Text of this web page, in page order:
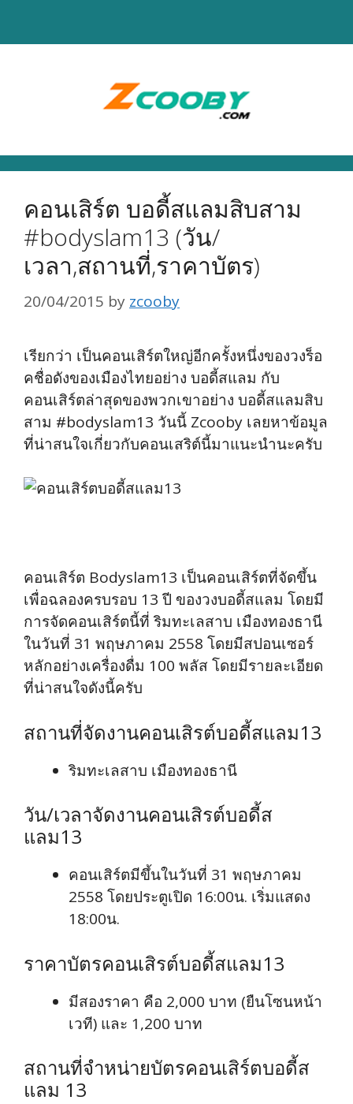
คอนเสิร์ต บอดี้สแลมสิบสาม
#bodyslam13 (วัน/
เวลา,สถานที่,ราคาบัตร)
20/04/2015 by zcooby
เรียกว่า เป็นคอนเสิร์ตใหญ่อีกครั้งหนึ่งของวงร็อ
คชื่อดังของเมืองไทยอย่าง บอดี้สแลม กับ
คอนเสิร์ตล่าสุดของพวกเขาอย่าง บอดี้สแลมสิบ
สาม #bodyslam13 วันนี้ Zcooby เลยหาข้อมูล
ที่น่าสนใจเกี่ยวกับคอนเสริต์นี้มาแนะนำนะครับ
คอนเสิร์ต Bodyslam13 เป็นคอนเสิร์ตที่จัดขึ้น
เพื่อฉลองครบรอบ 13 ปี ของวงบอดี้สแลม โดยมี
การจัดคอนเสิร์ตนี้ที่ ริมทะเลสาบ เมืองทองธานี
ในวันที่ 31 พฤษภาคม 2558 โดยมีสปอนเซอร์
หลักอย่างเครื่องดื่ม 100 พลัส โดยมีรายละเอียด
ที่น่าสนใจดังนี้ครับ
สถานที่จัดงานคอนเสิรต์บอดี้สแลม13
ริมทะเลสาบ เมืองทองธานี
วัน/เวลาจัดงานคอนเสิรต์บอดี้ส
แลม13
คอนเสิร์ตมีขึ้นในวันที่ 31 พฤษภาคม
2558 โดยประตูเปิด 16:00น. เริ่มแสดง
18:00น.
ราคาบัตรคอนเสิรต์บอดี้สแลม13
มีสองราคา คือ 2,000 บาท (ยืนโซนหน้า
เวที) และ 1,200 บาท
สถานที่จำหน่ายบัตรคอนเสิร์ตบอดี้ส
แลม 13